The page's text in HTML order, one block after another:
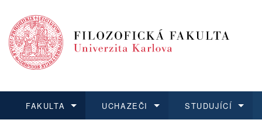
FAKULTA UCHAZEČI STUDUJÍCÍ